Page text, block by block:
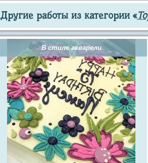
Другие работы из категории «
В стиле акварели